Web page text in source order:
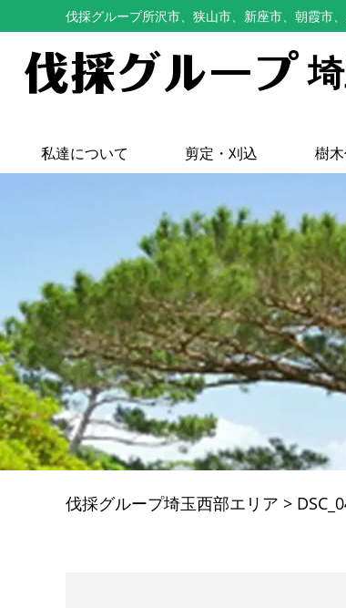
伐採グループ所沢市、狭山市、新座市、朝霞市
私達について 剪定・刈込 樹
伐採グループ埼玉西部エリア >